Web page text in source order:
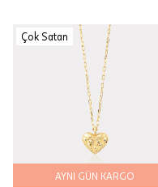
Çok Satan
AYNI GÜN KARGO